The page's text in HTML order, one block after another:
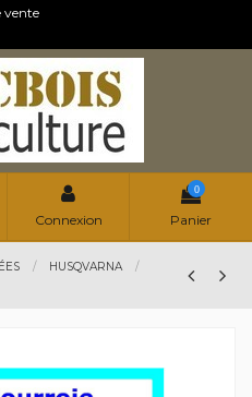
vente
Connexion
0
Panier
HUSQVARNA